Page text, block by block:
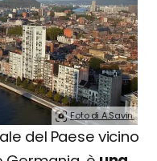
Foto di A.Savin.
del Paese vicino